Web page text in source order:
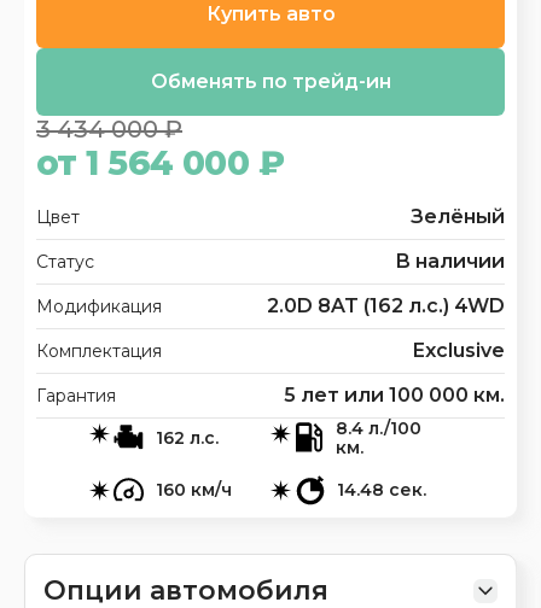
3 434 000 ₽
от 1 564 000 ₽
162 л.с.
8.4 л./100
км.
160 км/ч
14.48 сек.
Цвет Зелёный
Статус В наличии
Модификация 2.0D 8AT (162 л.с.) 4WD
Комплектация Exclusive
Гарантия 5 лет или 100 000 км.
Купить авто
Обменять по трейд-ин
Опции автомобиля